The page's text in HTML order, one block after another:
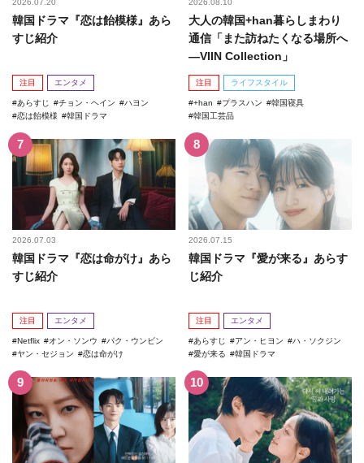
2026.07.20
韓国ドラマ『恋は飴模様』あら
すじ紹介
注目 エンタメ
あらすじ チョン・ヘイン
ハヨン
恋は飴模様
韓国ドラマ
2026.08.10
大人の韓国+han暮らしまわり
通信「また訪ねたくなる場所へ
―VIIN Collection」
注目 ライフスタイル
+han プラスハン
韓国寝具
韓国工芸品
2026.07.03
韓国ドラマ『恋は命がけ』あら
すじ紹介
注目 エンタメ
Netflix オン・ソンウ
パク・ウンビン
ヤン・セジョン
恋は命がけ
2026.07.15
韓国ドラマ『愛が来る』あらす
じ紹介
注目 エンタメ
あらすじ アン・ヒヨン
ハ・ソクジン
愛が来る
韓国ドラマ